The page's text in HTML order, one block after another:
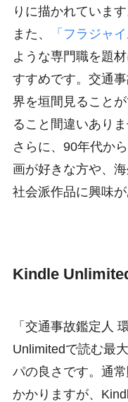
りに描かれています
また、
「フラジャ
ような専門職を題
すすめです。交通
界を垣間見ること
ること間違いありま
さらに、90年代か
画が好きな方や、
社会派作品に興味
Kindle
「交通事故鑑定人
Unlimitedで読む最
パの良さです。通
かかりますが、